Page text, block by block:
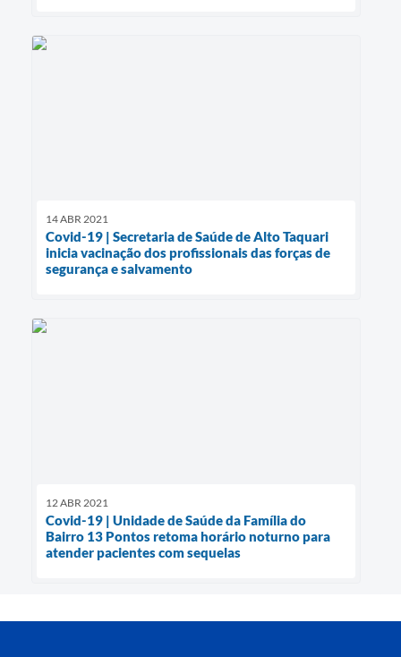
14 ABR 2021
Covid-19 | Secretaria de Saúde de Alto Taquari
inicia vacinação dos profissionais das forças de
segurança e salvamento
12 ABR 2021
Covid-19 | Unidade de Saúde da Família do
Bairro 13 Pontos retoma horário noturno para
atender pacientes com sequelas